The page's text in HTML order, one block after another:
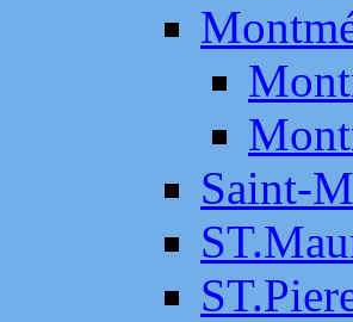
Saint-